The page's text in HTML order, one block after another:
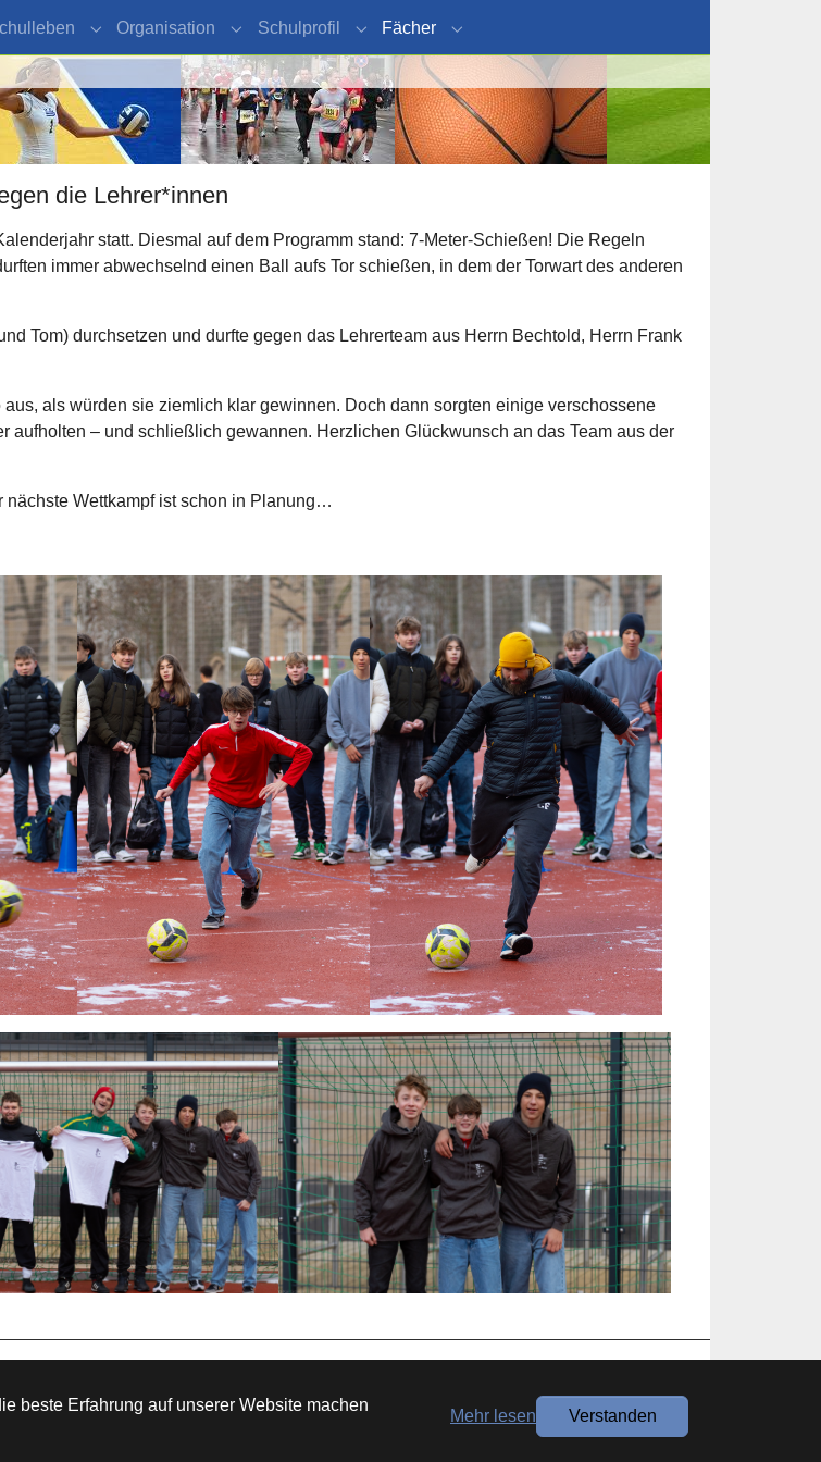
beste Erfahrung auf unserer Website machen
Mehr lesen Verstanden
for "Über uns"Submenu for "Schulleben"
Organisation
Submenu for "Organisation"
Schulprofil
Submenu for "Schulprofil"
Fächer
Submenu for "Fächer"
die Lehrer*innen
statt. Diesmal auf dem Programm stand: 7-Meter-Schießen! Die Regeln
immer abwechselnd einen Ball aufs Tor schießen, in dem der Torwart des anderen
Tom) durchsetzen und durfte gegen das Lehrerteam aus Herrn Bechtold, Herrn Frank
als würden sie ziemlich klar gewinnen. Doch dann sorgten einige verschossene
aufholten – und schließlich gewannen. Herzlichen Glückwunsch an das Team aus der
nächste Wettkampf ist schon in Planung…
© PNS 2026